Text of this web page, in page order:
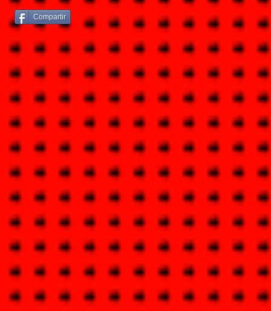
Compartir